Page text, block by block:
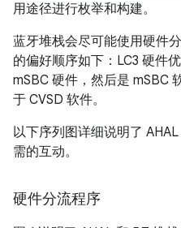
用途径进行枚举和构建。
蓝牙堆栈会尽可能使用硬件
的偏好顺序如下：LC3 硬件
mSBC 硬件，然后是 mSBC
于 CVSD 软件。
以下序列图详细说明了
需的互动。
硬件分流程序